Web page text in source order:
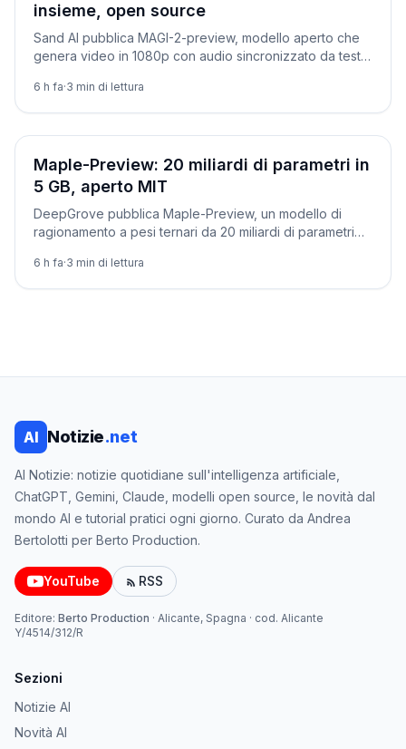
insieme, open source
Sand AI pubblica MAGI-2-preview, modello aperto che
genera video in 1080p con audio sincronizzato da testo
6 h fa·3 min di lettura
Novità
Maple-Preview: 20 miliardi di parametri in
5 GB, aperto MIT
DeepGrove pubblica Maple-Preview, un modello di
ragionamento a pesi ternari da 20 miliardi di parametri
6 h fa·3 min di lettura
AI Notizie.net
AI Notizie: notizie quotidiane sull'intelligenza artificiale,
ChatGPT, Gemini, Claude, modelli open source, le novità dal
mondo AI e tutorial pratici ogni giorno. Curato da Andrea
Bertolotti per Berto Production.
YouTube RSS
Editore: Berto Production · Alicante, Spagna · cod. Alicante
Y/4514/312/R
Sezioni
Notizie AI
Novità AI